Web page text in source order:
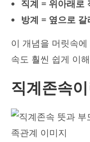
직계 = 위아래로
방계 = 옆으로 갈
이 개념을 머릿속
속도 훨씬 쉽게 이
직계존속